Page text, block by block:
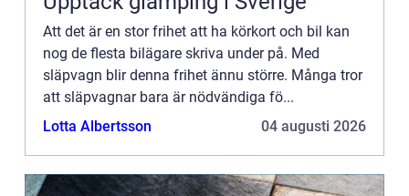
Att det är en stor frihet att ha körkort och bil kan
nog de flesta bilägare skriva under på. Med
släpvagn blir denna frihet ännu större. Många tror
att släpvagnar bara är nödvändiga fö...
Lotta Albertsson
04 augusti 2026